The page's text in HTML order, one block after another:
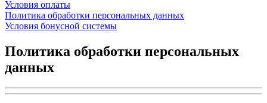
Условия оплаты
Политика обработки персональных данных
Условия бонусной системы
Политика обработки персональных
данных